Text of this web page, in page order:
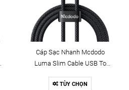
Cáp Sạc Nhanh Mcdodo
Luma Slim Cable USB To
Có Đèn LED
TÙY CHỌN